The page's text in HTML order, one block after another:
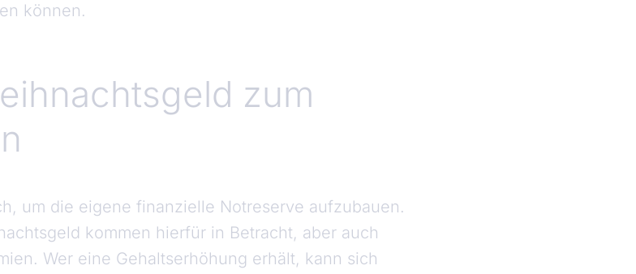
können.
zum
um die eigene finanzielle Notreserve aufzubauen.
kommen hierfür in Betracht, aber auch
Wer eine Gehaltserhöhung erhält, kann sich